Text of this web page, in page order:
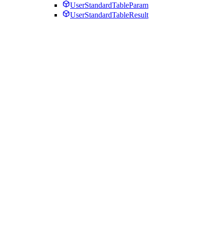
UserStandardTableParam
UserStandardTableResult